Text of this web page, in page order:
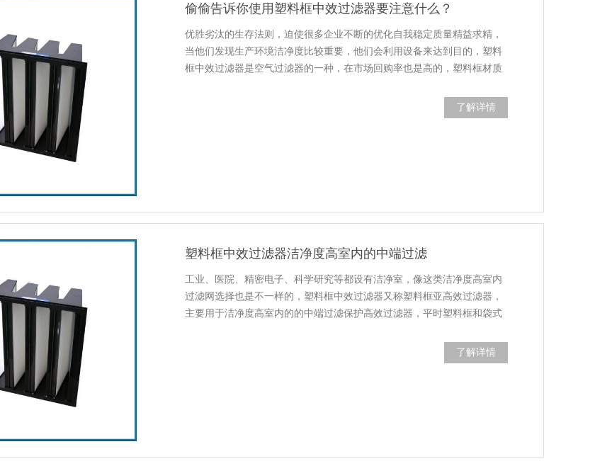
偷偷告诉你使用塑料框中效过滤器要注意什么？
优胜劣汰的生存法则，迫使很多企业不断的优化自我稳定质量精益求精，
当他们发现生产环境洁净度比较重要，他们会利用设备来达到目的，塑料
框中效过滤器是空气过滤器的一种，在市场回购率也是高的，塑料框材质
了解详情
塑料框中效过滤器洁净度高室内的中端过滤
工业、医院、精密电子、科学研究等都设有洁净室，像这类洁净度高室内
过滤网选择也是不一样的，塑料框中效过滤器又称塑料框亚高效过滤器，
主要用于洁净度高室内的的中端过滤保护高效过滤器，平时塑料框和袋式
了解详情